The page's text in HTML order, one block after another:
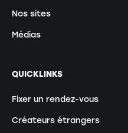
Nos sites
Médias
QUICKLINKS
Fixer un rendez-vous
Créateurs étrangers